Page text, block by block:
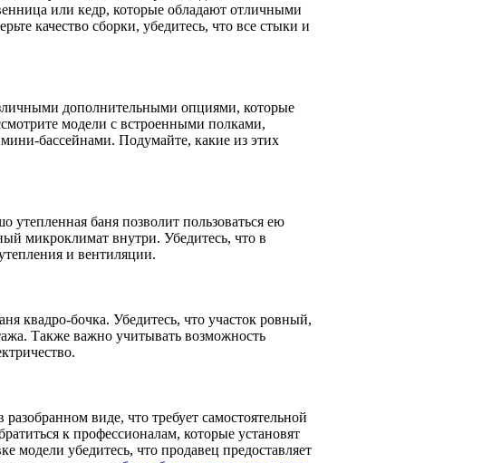
или кедр, которые обладают отличными
качество сборки, убедитесь, что все стыки и
дополнительными опциями, которые
модели с встроенными полками,
бассейнами. Подумайте, какие из этих
баня позволит пользоваться ею
микроклимат внутри. Убедитесь, что в
и вентиляции.
квадро-бочка. Убедитесь, что участок ровный,
Также важно учитывать возможность
виде, что требует самостоятельной
к профессионалам, которые установят
модели убедитесь, что продавец предоставляет